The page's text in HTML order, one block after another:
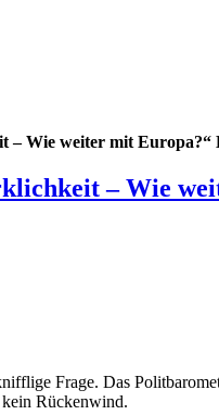
– Wie weiter mit Europa?“
– Wie
Frage. Das
Rückenwind.